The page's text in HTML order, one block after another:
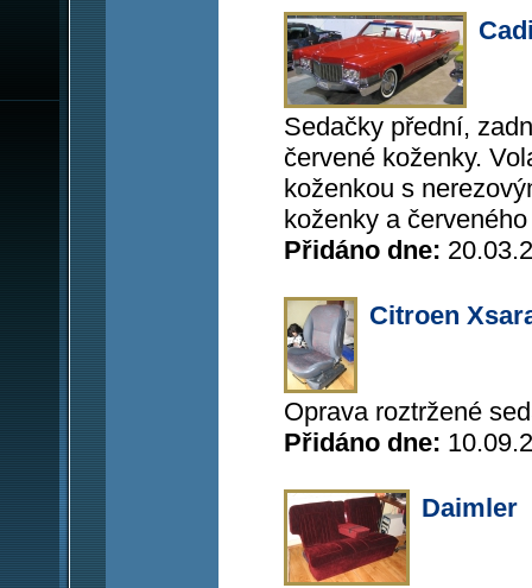
Sedačky přední,
červené koženky.
koženkou s
koženky a
Přidáno dne:
Citroen
Oprava roztržené
Přidáno dne:
Daimler